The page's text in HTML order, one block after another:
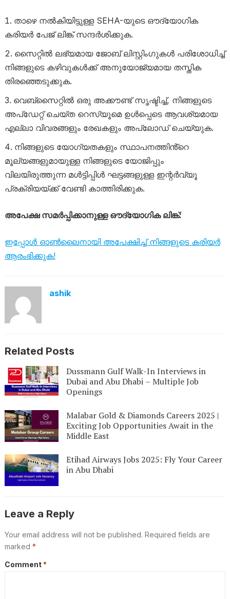
താഴെ നൽകിയിട്ടുള്ള SEHA-യുടെ ഔദ്യോഗിക
കരിയർ പേജ് ലിങ്ക് സന്ദർശിക്കുക.
സൈറ്റിൽ ലഭ്യമായ ജോബ് ലിസ്റ്റിംഗുകൾ പരിശോധിച്ച്
നിങ്ങളുടെ കഴിവുകൾക്ക് അനുയോജ്യമായ തസ്തിക
തിരഞ്ഞെടുക്കുക.
വെബ്സൈറ്റിൽ ഒരു അക്കൗണ്ട് സൃഷ്ടിച്ച്, നിങ്ങളുടെ
അപ്‌ഡേറ്റ് ചെയ്ത റെസ്യൂമെ ഉൾപ്പെടെ ആവശ്യമായ
എല്ലാ വിവരങ്ങളും രേഖകളും അപ്‌ലോഡ് ചെയ്യുക.
നിങ്ങളുടെ യോഗ്യതകളും സ്ഥാപനത്തിൻ്റെ
മൂല്യങ്ങളുമായുള്ള നിങ്ങളുടെ യോജിപ്പും
വിലയിരുത്തുന്ന മൾട്ടിപ്പിൾ ഘട്ടങ്ങളുള്ള ഇന്റർവ്യൂ
പ്രക്രിയയ്ക്ക് വേണ്ടി കാത്തിരിക്കുക.
അപേക്ഷ സമർപ്പിക്കാനുള്ള ഔദ്യോഗിക ലിങ്ക്:
ഇപ്പോൾ ഓൺലൈനായി അപേക്ഷിച്ച് നിങ്ങളുടെ കരിയർ
ആരംഭിക്കുക!
ashik
Related Posts
Dussmann Gulf Walk-In Interviews in
Dubai and Abu Dhabi – Multiple Job
Openings
Malabar Gold & Diamonds Careers 2025 |
Exciting Job Opportunities Await in the
Middle East
Etihad Airways Jobs 2025: Fly Your Career
in Abu Dhabi
Leave a Reply
Your email address will not be published. Required fields are
marked *
Comment *